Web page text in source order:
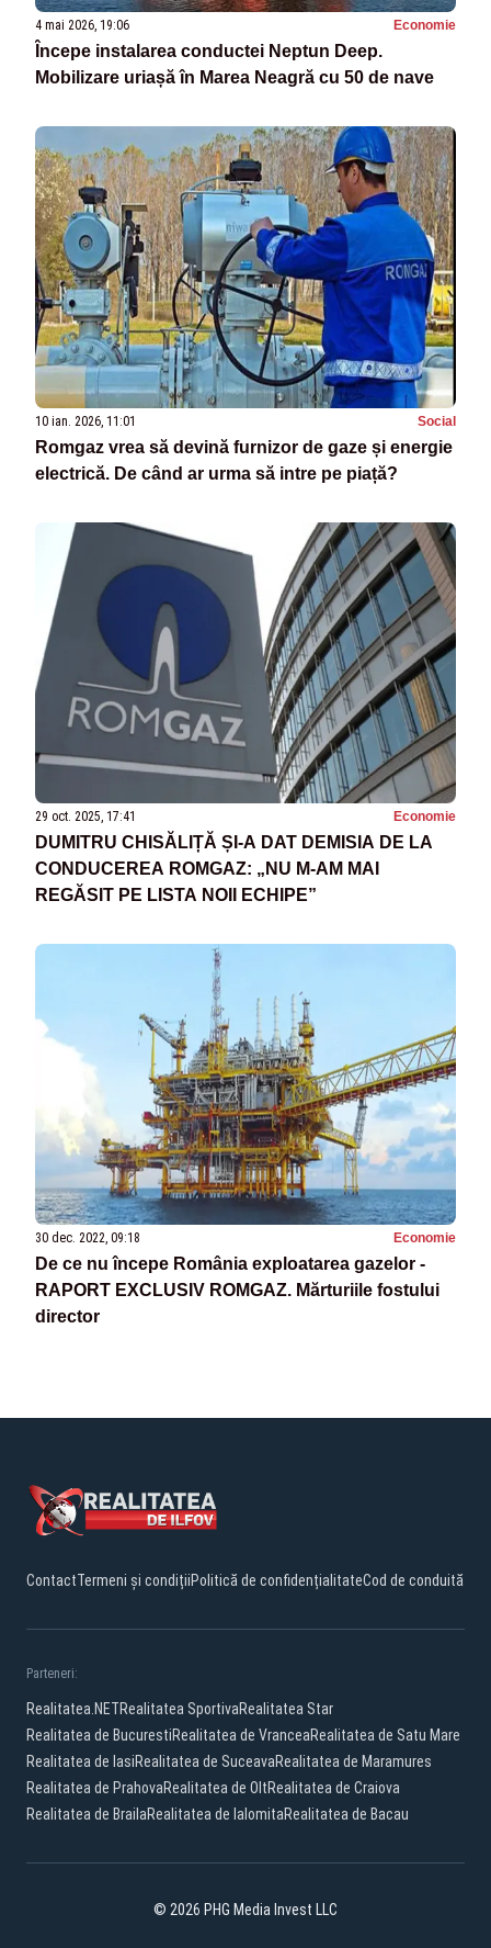
4 mai 2026, 19:06 Economie
Începe instalarea conductei Neptun Deep.
Mobilizare uriașă în Marea Neagră cu 50 de nave
10 ian. 2026, 11:01 Social
Romgaz vrea să devină furnizor de gaze și energie
electrică. De când ar urma să intre pe piață?
29 oct. 2025, 17:41 Economie
DUMITRU CHISĂLIȚĂ ȘI-A DAT DEMISIA DE LA
CONDUCEREA ROMGAZ: „NU M-AM MAI
REGĂSIT PE LISTA NOII ECHIPE”
30 dec. 2022, 09:18 Economie
De ce nu începe România exploatarea gazelor -
RAPORT EXCLUSIV ROMGAZ. Mărturiile fostului
director
ContactTermeni și condițiiPolitică de confidențialitateCod de conduită
Parteneri:
Realitatea.NETRealitatea SportivaRealitatea Star
Realitatea de BucurestiRealitatea de VranceaRealitatea de Satu Mare
Realitatea de IasiRealitatea de SuceavaRealitatea de Maramures
Realitatea de PrahovaRealitatea de OltRealitatea de Craiova
Realitatea de BrailaRealitatea de IalomitaRealitatea de Bacau
© 2026 PHG Media Invest LLC